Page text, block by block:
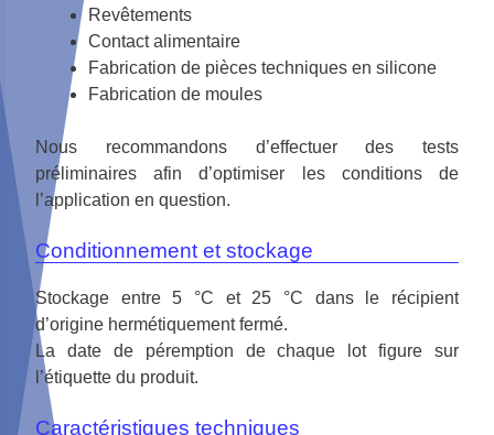
Revêtements
Contact alimentaire
Fabrication de pièces techniques en silicone
Fabrication de moules
Nous recommandons d’effectuer des tests
préliminaires afin d’optimiser les conditions de
l’application en question.
Conditionnement et stockage
Stockage entre 5 °C et 25 °C dans le récipient
d’origine hermétiquement fermé.
La date de péremption de chaque lot figure sur
l’étiquette du produit.
Caractéristiques techniques